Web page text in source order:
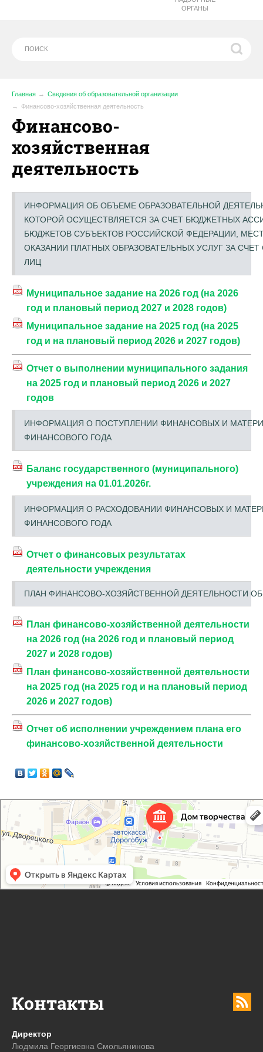
ОРГАНЫ
Главная
Сведения об образовательной организации
Финансово-хозяйственная деятельность
Финансово-
хозяйственная
деятельность
ИНФОРМАЦИЯ ОБ ОБЪЕМЕ ОБРАЗОВАТЕЛЬНОЙ
КОТОРОЙ ОСУЩЕСТВЛЯЕТСЯ ЗА СЧЕТ БЮДЖЕТНЫХ
БЮДЖЕТОВ СУБЪЕКТОВ РОССИЙСКОЙ ФЕДЕРАЦИИ,
ОКАЗАНИИ ПЛАТНЫХ ОБРАЗОВАТЕЛЬНЫХ УСЛУГ ЗА
ЛИЦ
Муниципальное задание на 2026 год (на 2026
год и плановый период 2027 и 2028 годов)
Муниципальное задание на 2025 год (на 2025
год и на плановый период 2026 и 2027 годов)
Отчет о выполнении муниципального задания
на 2025 год и плановый период 2026 и 2027
годов
ИНФОРМАЦИЯ О ПОСТУПЛЕНИИ ФИНАНСОВЫХ И
ФИНАНСОВОГО ГОДА
Баланс государственного (муниципального)
учреждения на 01.01.2026г.
ИНФОРМАЦИЯ О РАСХОДОВАНИИ ФИНАНСОВЫХ И
ФИНАНСОВОГО ГОДА
Отчет о финансовых результатах
деятельности учреждения
ПЛАН ФИНАНСОВО-ХОЗЯЙСТВЕННОЙ ДЕЯТЕЛЬНОСТИ
План финансово-хозяйственной деятельности
на 2026 год (на 2026 год и плановый период
2027 и 2028 годов)
План финансово-хозяйственной деятельности
на 2025 год (на 2025 год и на плановый период
2026 и 2027 годов)
Отчет об исполнении учреждением плана его
финансово-хозяйственной деятельности
Контакты
Директор
Людмила Георгиевна Смольянинова
Дорогобужский дом детского творчества
Дом культуры в Дорогобуже
Дополнительное образование в Дорогобуже